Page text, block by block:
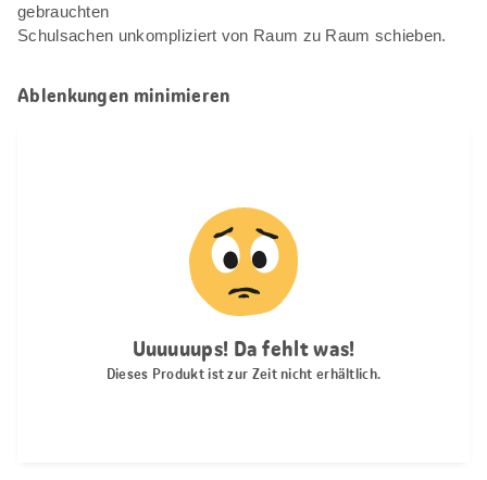
gebrauchten
Schulsachen unkompliziert von Raum zu Raum schieben.
Ablenkungen minimieren